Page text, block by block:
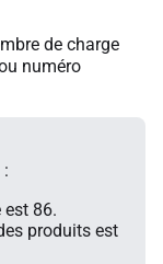
de charge
numéro
est 86.
produits est